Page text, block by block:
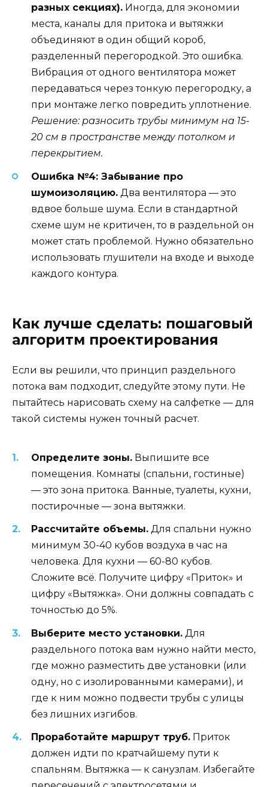
разных секциях). Иногда, для экономии
места, каналы для притока и вытяжки
объединяют в один общий короб,
разделенный перегородкой. Это ошибка.
Вибрация от одного вентилятора может
передаваться через тонкую перегородку, а
при монтаже легко повредить уплотнение.
Решение: разносить трубы минимум на 15-
20 см в пространстве между потолком и
перекрытием.
Ошибка №4: Забывание про
шумоизоляцию. Два вентилятора — это
вдвое больше шума. Если в стандартной
схеме шум не критичен, то в раздельной он
может стать проблемой. Нужно обязательно
использовать глушители на входе и выходе
каждого контура.
Как лучше сделать: пошаговый
алгоритм проектирования
Если вы решили, что принцип раздельного
потока вам подходит, следуйте этому пути. Не
пытайтесь нарисовать схему на салфетке — для
такой системы нужен точный расчет.
Определите зоны. Выпишите все
помещения. Комнаты (спальни, гостиные)
— это зона притока. Ванные, туалеты, кухни,
постирочные — зона вытяжки.
Рассчитайте объемы. Для спальни нужно
минимум 30-40 кубов воздуха в час на
человека. Для кухни — 60-80 кубов.
Сложите всё. Получите цифру «Приток» и
цифру «Вытяжка». Они должны совпадать с
точностью до 5%.
Выберите место установки. Для
раздельного потока вам нужно найти место,
где можно разместить две установки (или
одну, но с изолированными камерами), и
где к ним можно подвести трубы с улицы
без лишних изгибов.
Проработайте маршрут труб. Приток
должен идти по кратчайшему пути к
спальням. Вытяжка — к санузлам. Избегайте